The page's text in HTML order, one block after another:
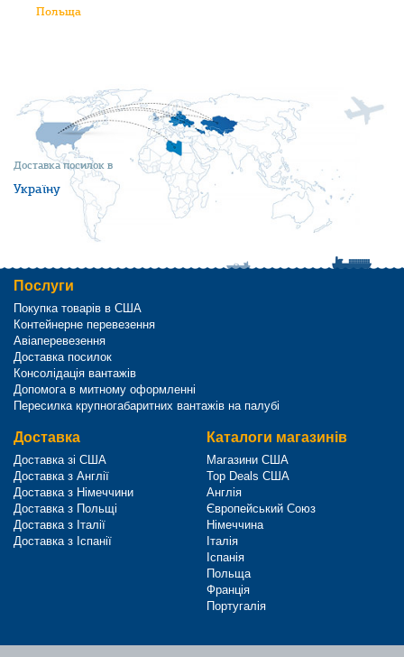
Доставка посилок в
Україну
Польща
Послуги
Покупка товарів в США
Контейнерне перевезення
Авіаперевезення
Доставка посилок
Консолідація вантажів
Допомога в митному оформленні
Пересилка крупногабаритних вантажів на палубі
Доставка
Доставка зі США
Доставка з Англії
Доставка з Німеччини
Доставка з Польщі
Доставка з Італії
Доставка з Іспанії
Каталоги магазинів
Магазини США
Top Deals США
Англія
Європейський Союз
Німеччина
Італія
Іспанія
Польща
Франція
Португалія